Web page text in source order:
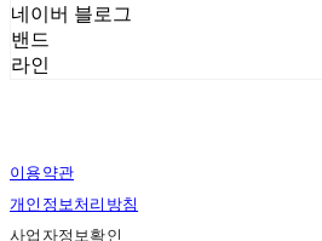
네이버 블로그
밴드
라인
이용약관
개인정보처리방침
사업자정보확인